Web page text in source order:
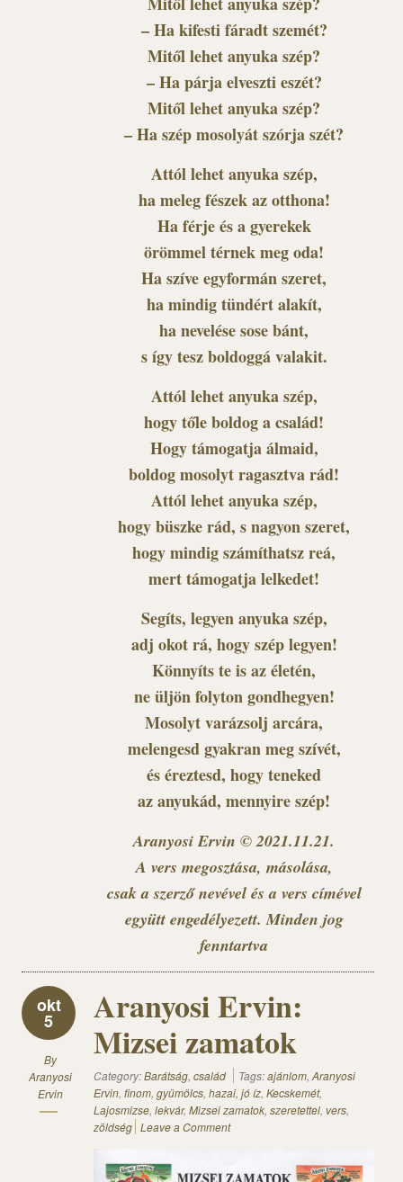
– Ha kifesti fáradt szemét?
Mitől lehet anyuka szép?
– Ha párja elveszti eszét?
Mitől lehet anyuka szép?
– Ha szép mosolyát szórja szét?
Attól lehet anyuka szép,
ha meleg fészek az otthona!
Ha férje és a gyerekek
örömmel térnek meg oda!
Ha szíve egyformán szeret,
ha mindig tündért alakít,
ha nevelése sose bánt,
s így tesz boldoggá valakit.
Attól lehet anyuka szép,
hogy tőle boldog a család!
Hogy támogatja álmaid,
boldog mosolyt ragasztva rád!
Attól lehet anyuka szép,
hogy büszke rád, s nagyon szeret,
hogy mindig számíthatsz reá,
mert támogatja lelkedet!
Segíts, legyen anyuka szép,
adj okot rá, hogy szép legyen!
Könnyíts te is az életén,
ne üljön folyton gondhegyen!
Mosolyt varázsolj arcára,
melengesd gyakran meg szívét,
és éreztesd, hogy teneked
az anyukád, mennyire szép!
Aranyosi Ervin © 2021.11.21.
A vers megosztása, másolása,
csak a szerző nevével és a vers címével
együtt engedélyezett. Minden jog
fenntartva
okt
5
By
Aranyosi
Ervin
Aranyosi Ervin:
Mizsei zamatok
Category:Barátság, család Tags:ajánlom, Aranyosi
Ervin, finom, gyümölcs, hazai, jó íz, Kecskemét,
Lajosmizse, lekvár, Mizsei zamatok, szeretettel, vers,
zöldség Leave a Comment